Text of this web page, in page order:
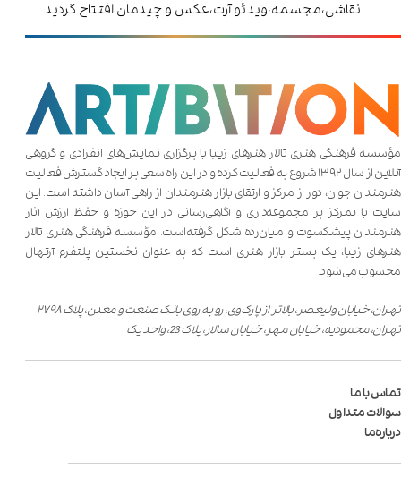
مؤسسه فرهنگی هنری تالار هنر‌های زیبا با برگزاری نمایش‌های انفرادی و گروهی
آنلاین از سال ۱۳۹۲ شروع به فعالیت کرده و در این راه سعی بر ایجاد گسترش فعالیت
هنرمندان جوان، دور از مرکز و ارتقای بازار هنرمندان از راهی آسان داشته است. این
سایت با تمرکز بر مجموعه‌داری و آگاهی‌رسانی در این حوزه و حفظ ارزش آثار
هنرمندان پیشکسوت و میان‌رده شکل گرفته‌است. مؤسسه فرهنگی هنری تالار
هنر‌های زیبا، یک بستر بازار هنری است که به عنوان نخستین پلتفرم آرتهال
محسوب می‌شود.
تهران، خیابان ولیعصر، بالاتر از پارک‌وی، رو به روی بانک صنعت و معدن، پلاک ۲۷۹۸
تهران، محمودیه، خیابان مهر، خیابان سالار، پلاک 23، واحد یک
تماس با ما
سوالات متداول
درباره‌ما